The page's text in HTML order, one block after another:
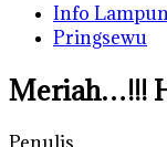
Info
Pringsewu
Meriah…!!!